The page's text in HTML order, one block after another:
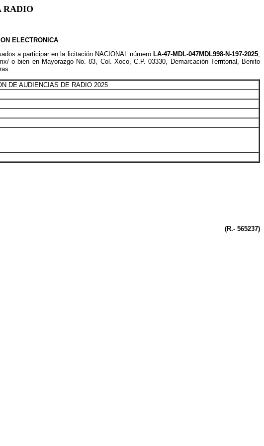
RADIO
ELECTRONICA
a participar en la licitación NACIONAL número LA-47-MDL-047MDL998-N-197-2025,
o bien en Mayorazgo No. 83, Col. Xoco, C.P. 03330, Demarcación Territorial, Benito
DE AUDIENCIAS DE RADIO 2025
(R.- 565237)